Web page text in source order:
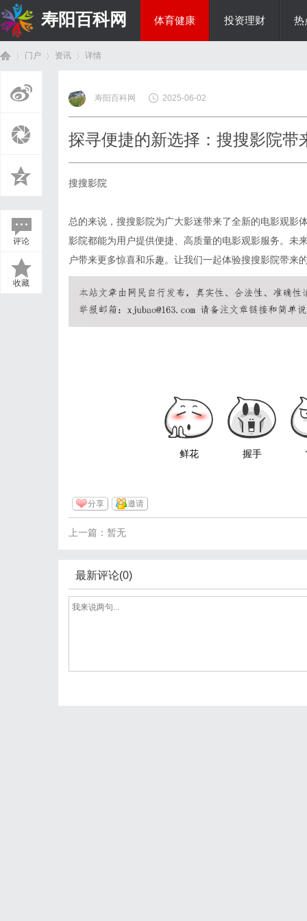
寿阳百科网 体育健康 投资理财 热
门户 资讯
›
详情
评论
收藏
寿阳百科网 2025-06-02
探寻便捷的新选择：搜搜影院带
搜搜影院
总的来说，搜搜影院为广大影迷带来了全新的电影观影
影院都能为用户提供便捷、高质量的电影观影服务。未
户带来更多惊喜和乐趣。让我们一起体验搜搜影院带来
鲜花 握手
分享 邀请
上一篇：暂无
最新评论(0)